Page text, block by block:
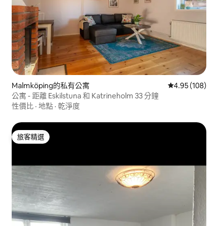
Malmköping的私有公寓 從 108 則評價
4.95 (108)
公寓 - 距離 Eskilstuna 和 Katrineholm 33 分鐘
性價比 · 地點 · 乾淨度
旅客精選
旅客精選